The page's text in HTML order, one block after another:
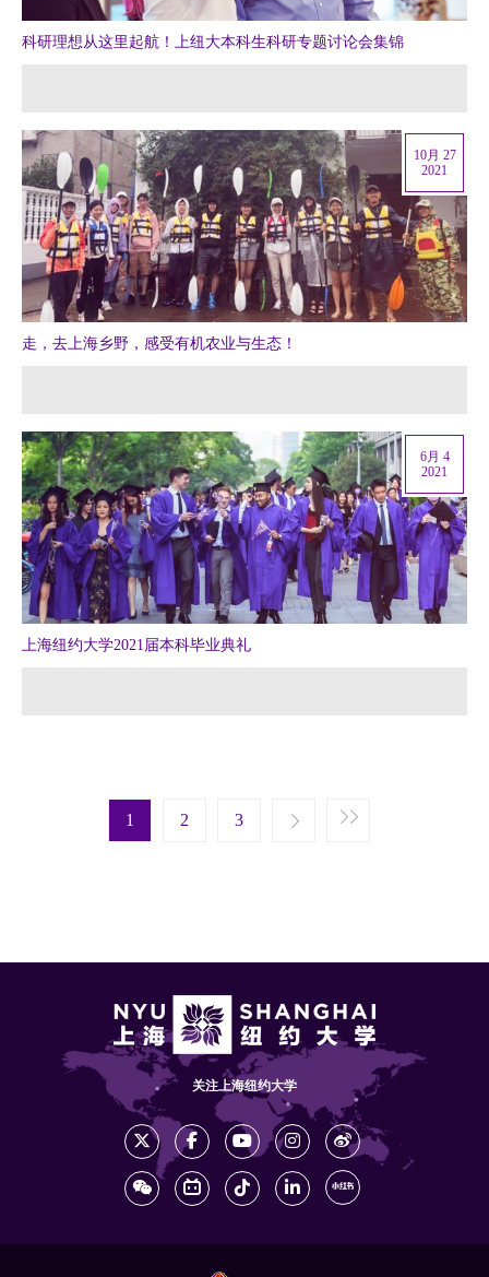
科研理想从这里起航！上纽大本科生科研专题讨论会集锦
走，去上海乡野，感受有机农业与生态！
10月 27
2021
上海纽约大学2021届本科毕业典礼
6月 4
2021
Pagination
1 2 3
Next ›
Next page Last »
Last page
关注上海纽约大学